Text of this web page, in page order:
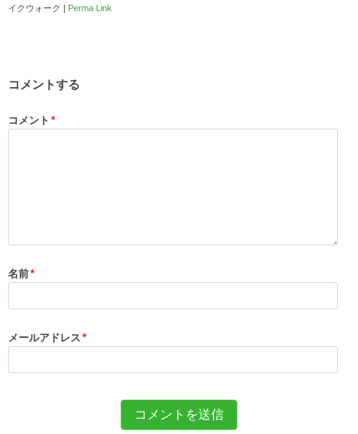
イクウォーク | Perma Link
コメントする
コメント *
名前*
メールアドレス *